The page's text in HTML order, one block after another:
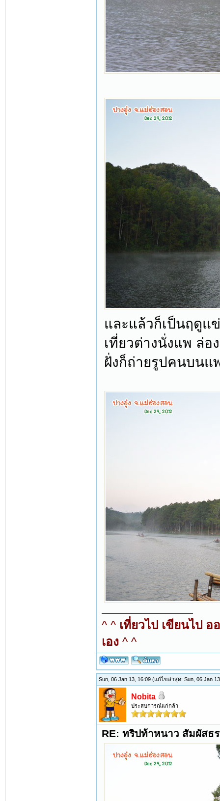
และแล้วก็เป็นฤดูแ
เที่ยวต่างนั่งแพ ล่
ฝั่งก็ถ่ายรูปคนบนแ
^ ^ เที่ยวไป เขียนไป
เอง ^ ^
Sun, 06 Jan 13, 16:09(แก้ไขล่าสุด: Sun, 06 Jan
Nobita
ประสบการณ์แก่กล้า
RE: ทริปท้าหนาว สัมผัสธ